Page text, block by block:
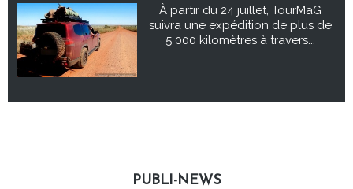
À partir du 24 juillet, TourMaG
suivra une expédition de plus de
5 000 kilomètres à travers...
PUBLI-NEWS